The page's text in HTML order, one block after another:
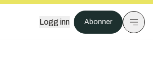
Logg inn Abonner